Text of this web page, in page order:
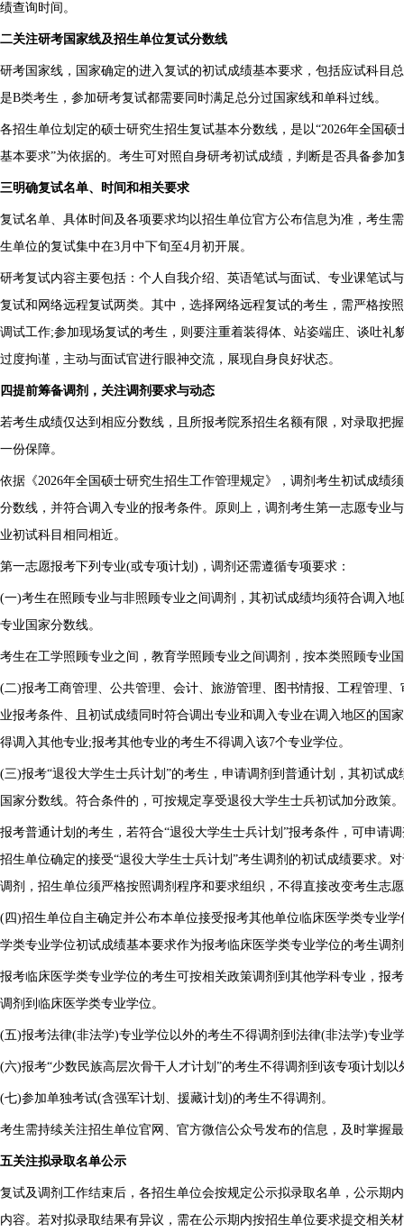
绩查询时间。
二关注研考国家线及招生单位复试分数线
研考国家线，国家确定的进入复试的初试成绩基本要求，包括应试科目
是B类考生，参加研考复试都需要同时满足总分过国家线和单科过线。
各招生单位划定的硕士研究生招生复试基本分数线，是以“2026年全国
基本要求”为依据的。考生可对照自身研考初试成绩，判断是否具备参加
三明确复试名单、时间和相关要求
复试名单、具体时间及各项要求均以招生单位官方公布信息为准，考生
生单位的复试集中在3月中下旬至4月初开展。
研考复试内容主要包括：个人自我介绍、英语笔试与面试、专业课笔试
复试和网络远程复试两类。其中，选择网络远程复试的考生，需严格按
调试工作;参加现场复试的考生，则要注重着装得体、站姿端庄、谈吐礼
过度拘谨，主动与面试官进行眼神交流，展现自身良好状态。
四提前筹备调剂，关注调剂要求与动态
若考生成绩仅达到相应分数线，且所报考院系招生名额有限，对录取把
一份保障。
依据《2026年全国硕士研究生招生工作管理规定》，调剂考生初试成绩
分数线，并符合调入专业的报考条件。原则上，调剂考生第一志愿专业
业初试科目相同相近。
第一志愿报考下列专业(或专项计划)，调剂还需遵循专项要求：
(一)考生在照顾专业与非照顾专业之间调剂，其初试成绩均须符合调入
专业国家分数线。
考生在工学照顾专业之间，教育学照顾专业之间调剂，按本类照顾专业
(二)报考工商管理、公共管理、会计、旅游管理、图书情报、工程管理
业报考条件、且初试成绩同时符合调出专业和调入专业在调入地区的国
得调入其他专业;报考其他专业的考生不得调入该7个专业学位。
(三)报考“退役大学生士兵计划”的考生，申请调剂到普通计划，其初试
国家分数线。符合条件的，可按规定享受退役大学生士兵初试加分政策。
报考普通计划的考生，若符合“退役大学生士兵计划”报考条件，可申请
招生单位确定的接受“退役大学生士兵计划”考生调剂的初试成绩要求。
调剂，招生单位须严格按照调剂程序和要求组织，不得直接改变考生志
(四)招生单位自主确定并公布本单位接受报考其他单位临床医学类专业
学类专业学位初试成绩基本要求作为报考临床医学类专业学位的考生调
报考临床医学类专业学位的考生可按相关政策调剂到其他学科专业，报
调剂到临床医学类专业学位。
(五)报考法律(非法学)专业学位以外的考生不得调剂到法律(非法学)专业
(六)报考“少数民族高层次骨干人才计划”的考生不得调剂到该专项计划
(七)参加单独考试(含强军计划、援藏计划)的考生不得调剂。
考生需持续关注招生单位官网、官方微信公众号发布的信息，及时掌握
五关注拟录取名单公示
复试及调剂工作结束后，各招生单位会按规定公示拟录取名单，公示期
内容。若对拟录取结果有异议，需在公示期内按招生单位要求提交相关